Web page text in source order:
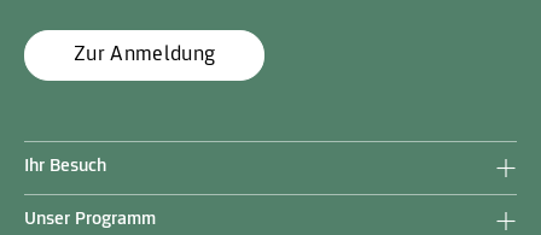
Zur Anmeldung
Ihr Besuch
Unser Programm